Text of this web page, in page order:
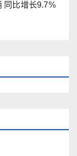
同比增长9.7%